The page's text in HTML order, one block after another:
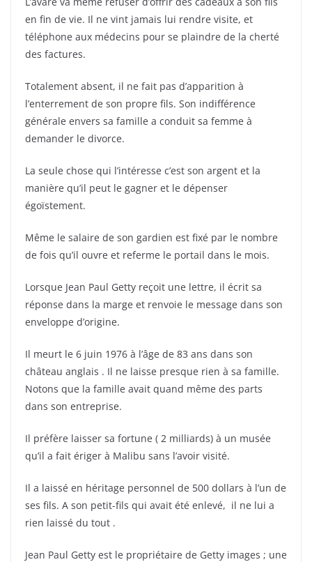
en fin de vie. Il ne vint jamais lui rendre visite, et
téléphone aux médecins pour se plaindre de la cherté
des factures.
Totalement absent, il ne fait pas d’apparition à
l’enterrement de son propre fils. Son indifférence
générale envers sa famille a conduit sa femme à
demander le divorce.
La seule chose qui l’intéresse c’est son argent et la
manière qu’il peut le gagner et le dépenser
égoïstement.
Même le salaire de son gardien est fixé par le nombre
de fois qu’il ouvre et referme le portail dans le mois.
Lorsque Jean Paul Getty reçoit une lettre, il écrit sa
réponse dans la marge et renvoie le message dans son
enveloppe d’origine.
Il meurt le 6 juin 1976 à l’âge de 83 ans dans son
château anglais . Il ne laisse presque rien à sa famille.
Notons que la famille avait quand même des parts
dans son entreprise.
Il préfère laisser sa fortune ( 2 milliards) à un musée
qu’il a fait ériger à Malibu sans l’avoir visité.
Il a laissé en héritage personnel de 500 dollars à l’un de
ses fils. A son petit-fils qui avait été enlevé, il ne lui a
rien laissé du tout .
Jean Paul Getty est le propriétaire de Getty images ; une